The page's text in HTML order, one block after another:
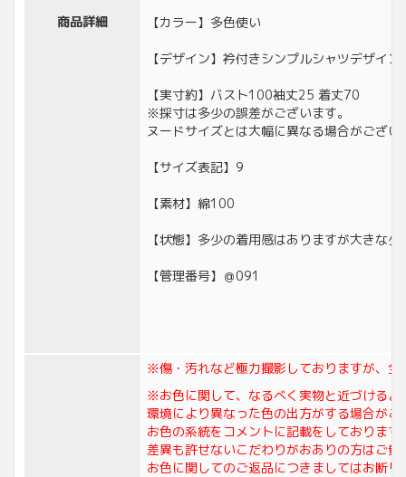
商品詳細 【カラー】多色使い
【デザイン】衿付きシンプルシャツデザイン
【実寸約】バスト100袖丈25 着丈70
※採寸は多少の誤差がございます。
ヌードサイズとは大幅に異なる場合がござい
【サイズ表記】9
【素材】綿100
【状態】多少の着用感はありますが大きな
【管理番号】＠091
※傷・汚れなど極力撮影しておりますが、
※お色に関して、なるべく実物と近づけるよ
環境により異なった色の出方がする場合がご
お色の系統をコメントに記載をしておりま
差異も許せないこだわりがおありの方はご
お色に関してのご返品につきましてはお断り